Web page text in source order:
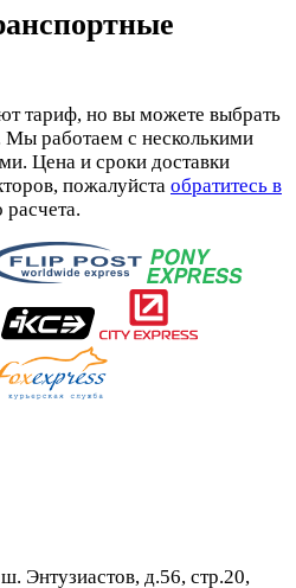
тариф, но вы можете выбрать
Мы работаем с несколькими
Цена и сроки доставки
пожалуйста обратитесь в
расчета.
Энтузиастов, д.56, стр.20,